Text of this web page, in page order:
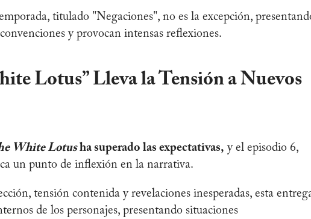
titulado "Negaciones", no es la excepción,
y provocan intensas reflexiones.​
Lotus” Lleva la Tensión a Nuevos
White Lotusha superado las expectativas, y el episodio 6,
un punto de inflexión en la narrativa.
tensión contenida y revelaciones inesperadas, esta
de los personajes, presentando situaciones